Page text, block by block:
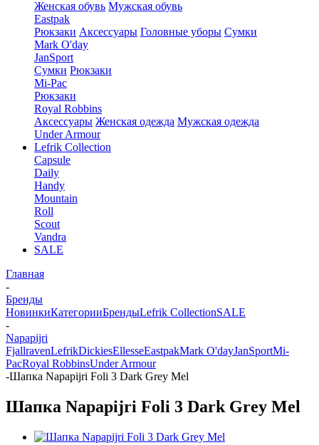
Женская обувь Мужская обувь
Eastpak
Рюкзаки Аксессуары Головные уборы Сумки
Mark O'day
JanSport
Сумки Рюкзаки
Mi-Pac
Рюкзаки
Royal Robbins
Аксессуары Женская одежда Мужская одежда
Under Armour
Lefrik Collection
Capsule
Daily
Handy
Mountain
Roll
Scout
Vandra
SALE
Главная
-
Бренды
НовинкиКатегорииБрендыLefrik CollectionSALE
-
Napapijri
FjallravenLefrikDickiesEllesseEastpakMark O'dayJanSportMi-
PacRoyal RobbinsUnder Armour
-Шапка Napapijri Foli 3 Dark Grey Mel
Шапка Napapijri Foli 3 Dark Grey Mel